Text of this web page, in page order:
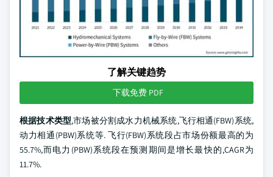
了解关键趋势
下载免费 PDF
根据技术类型,市场被分割成水力机械系统,飞行相通(FBW)系统,
动力相通(PBW)系统等. 飞行(FBW)系统段占市场份额最高的为
55.7%,而电力(PBW)系统段在预测期间是增长最快的,CAGR为
11.7%.